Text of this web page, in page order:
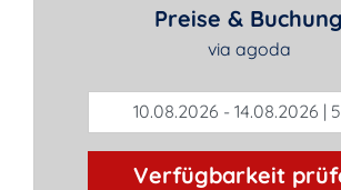
Preise & Buchung
via agoda
10.08.2026 - 14.08.2026 |
Verfügbarkeit